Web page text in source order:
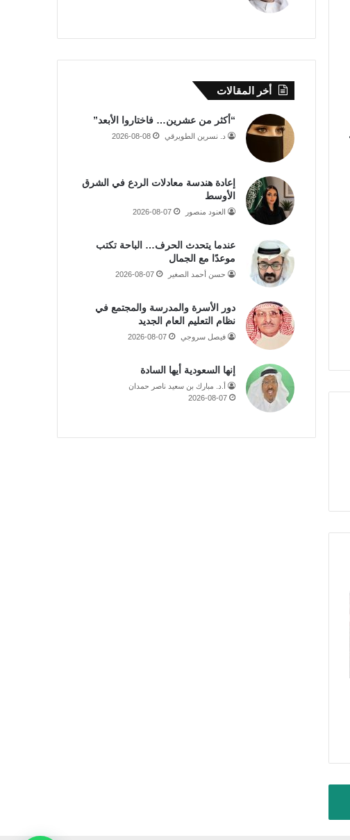
أخر المقالات
“أكثر من عشرين… فاختاروا الأبعد”
د. نسرين الطويرقي 2026-08-08
إعادة هندسة معادلات الردع في الشرق
الأوسط
العنود منصور 2026-08-07
عندما يتحدث الحرف… الباحة تكتب
موعدًا مع الجمال
حسن أحمد الصغير 2026-08-07
دور الأسرة والمدرسة والمجتمع في
نظام التعليم العام الجديد
فيصل سروجي 2026-08-07
إنها السعودية أيها السادة
أ.د. مبارك بن سعيد ناصر حمدان
2026-08-07